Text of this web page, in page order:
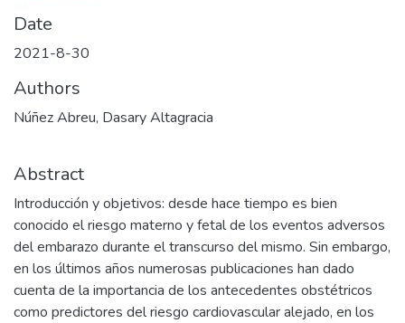
Date
2021-8-30
Authors
Núñez Abreu, Dasary Altagracia
Abstract
Introducción y objetivos: desde hace tiempo es bien
conocido el riesgo materno y fetal de los eventos adversos
del embarazo durante el transcurso del mismo. Sin embargo,
en los últimos años numerosas publicaciones han dado
cuenta de la importancia de los antecedentes obstétricos
como predictores del riesgo cardiovascular alejado, en los